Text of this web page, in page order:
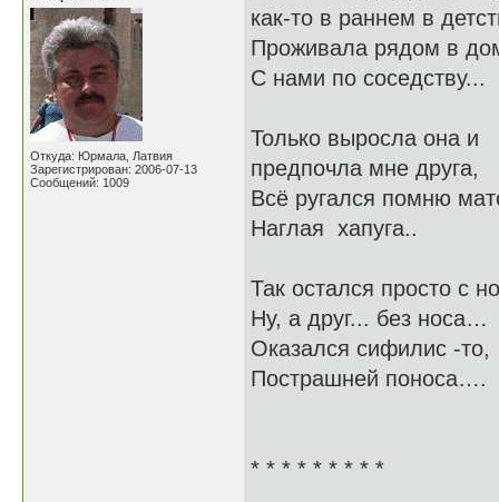
Откуда: Юрмала, Латвия
Зарегистрирован: 2006-07-13
Сообщений: 1009
как-то в раннем в
Проживала рядом в
С нами по
Только выросла
предпочла мне
Всё ругался помню
Наглая
Так остался просто
Ну, а друг... без
Оказался
Пострашней
* * * * * * * * *